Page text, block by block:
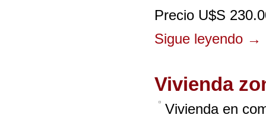
Precio U$S
Sigue leyendo →
Vivienda
Vivienda en